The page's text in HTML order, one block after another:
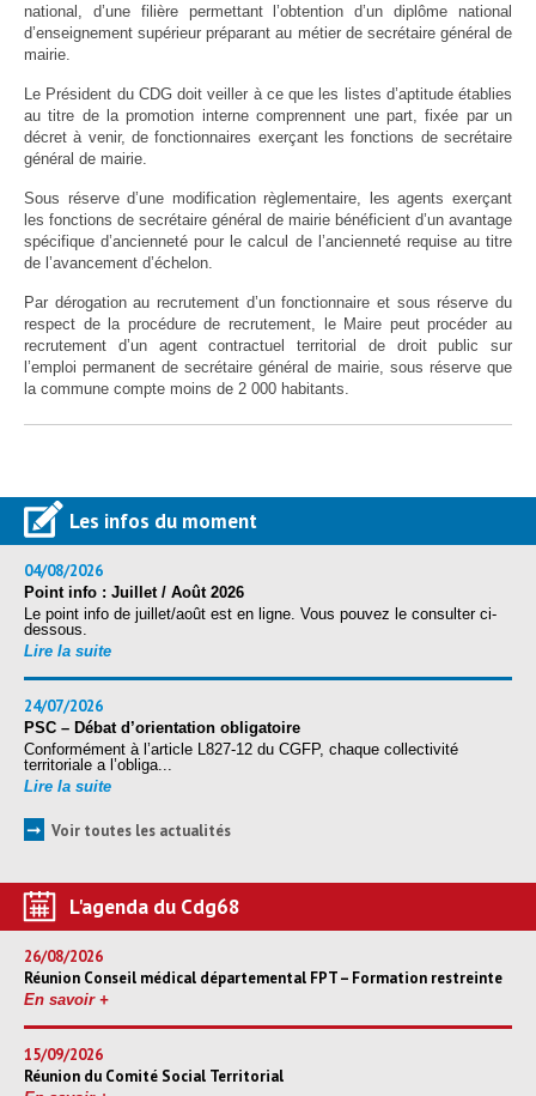
national, d’une filière permettant l’obtention d’un diplôme national
d’enseignement supérieur préparant au métier de secrétaire général de
mairie.
Le Président du CDG doit veiller à ce que les listes d’aptitude établies
au titre de la promotion interne comprennent une part, fixée par un
décret à venir, de fonctionnaires exerçant les fonctions de secrétaire
général de mairie.
Sous réserve d’une modification règlementaire, les agents exerçant
les fonctions de secrétaire général de mairie bénéficient d’un avantage
spécifique d’ancienneté pour le calcul de l’ancienneté requise au titre
de l’avancement d’échelon.
Par dérogation au recrutement d’un fonctionnaire et sous réserve du
respect de la procédure de recrutement, le Maire peut procéder au
recrutement d’un agent contractuel territorial de droit public sur
l’emploi permanent de secrétaire général de mairie, sous réserve que
la commune compte moins de 2 000 habitants.
Les infos du moment
04/08/2026
Point info : Juillet / Août 2026
Le point info de juillet/août est en ligne. Vous pouvez le consulter ci-
dessous.
Lire la suite
24/07/2026
PSC – Débat d’orientation obligatoire
Conformément à l’article L827-12 du CGFP, chaque collectivité
territoriale a l’obliga...
Lire la suite
➞ Voir toutes les actualités
L'agenda du Cdg68
26/08/2026
Réunion Conseil médical départemental FPT – Formation restreinte
En savoir +
15/09/2026
Réunion du Comité Social Territorial